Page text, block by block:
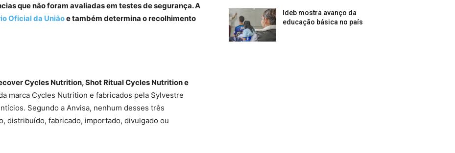
que não foram avaliadas em testes de segurança. A
Oficial da Uniãoe também determina o recolhimento
Cycles Nutrition, Shot Ritual Cycles Nutrition e
marca Cycles Nutrition e fabricados pela Sylvestre
Segundo a Anvisa, nenhum desses três
distribuído, fabricado, importado, divulgado ou
Ideb mostra avanço da
educação básica no país